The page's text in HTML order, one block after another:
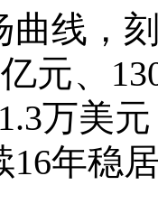
，刻
元、
万美
16年稳